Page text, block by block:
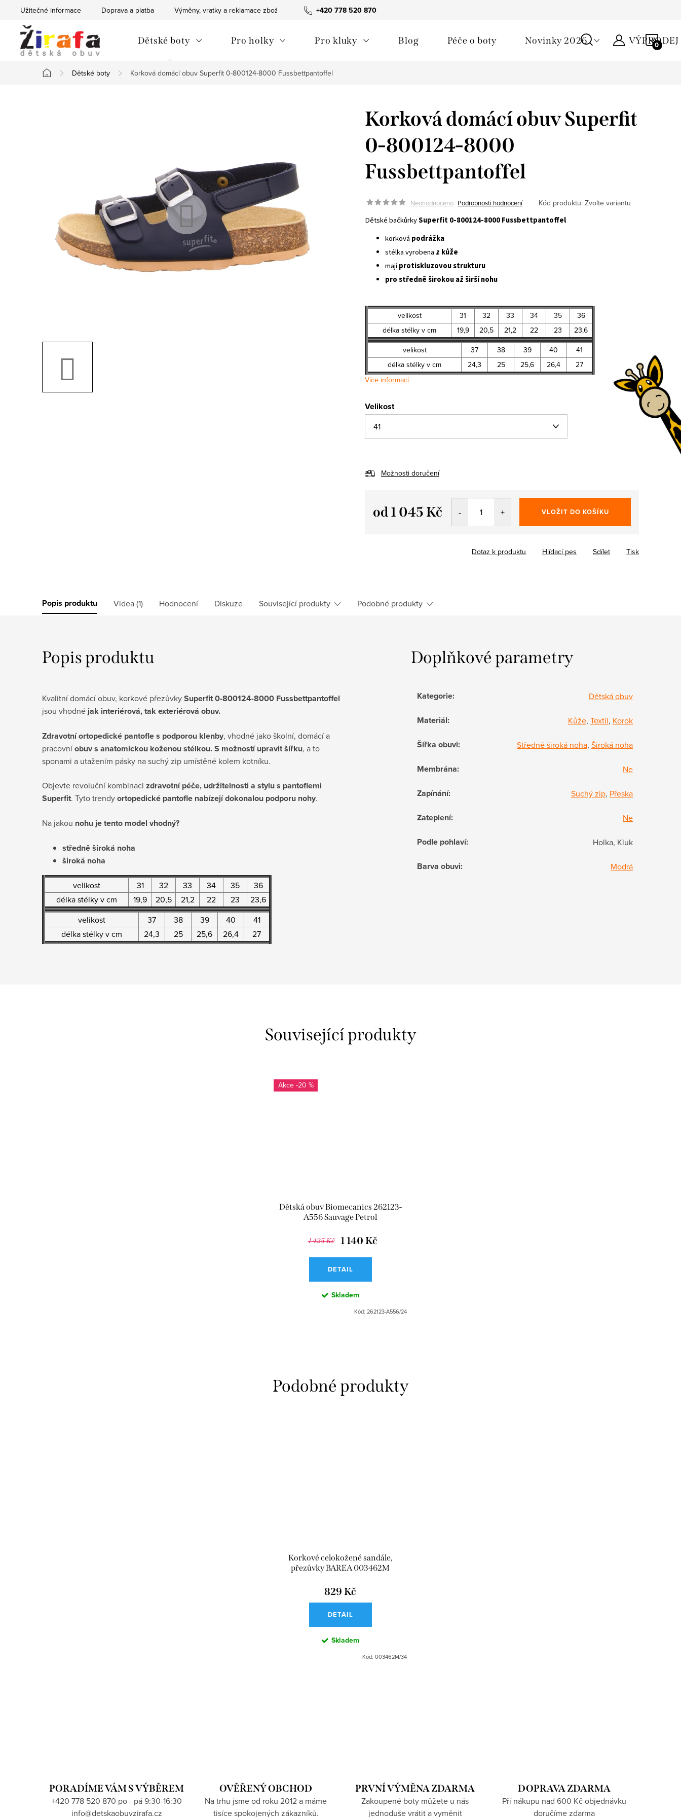
obsah
+420 778 520 870
Užitečné informace Doprava a platba Výměny, vratky a reklamace zboží Obchodní podmínky
Dětské boty Pro holky Pro kluky Blog Péče o boty Novinky 2026 VÝPRODEJ
Domů
Dětské boty Korková domácí obuv Superfit 0-800124-8000 Fussbettpantoffel
Korková domácí obuv Superfit
0-800124-8000
Fussbettpantoffel
Neohodnoceno Podrobnosti hodnocení Kód produktu: Zvolte variantu
Dětské bačkůrky Superfit 0-800124-8000 Fussbettpantoffel
korková podrážka
stélka vyrobena z kůže
majíprotiskluzovou strukturu
pro středně širokou až širší nohu
velikost 31 32 33 34 35
36
délka stélky v cm
19,9 20,5 21,2 22 23
23,6
velikost
37 38 39 40
41
délka stélky v cm
24,3 25 25,6 26,4
27
Více informací
Velikost
Možnosti doručení
od1 045 Kč VLOŽIT DO KOŠÍKU
Tisk
Dotaz k produktu Hlídací pes Sdílet
Popis produktu Videa (1) Hodnocení Diskuze Související produkty Podobné produkty
Popis produktu
Kvalitní domácí obuv, korkové přezůvkySuperfit 0-800124-8000 Fussbettpantoffel
jsou vhodnéjak interiérová, tak exteriérová obuv.
Zdravotní ortopedické pantofle s podporou klenby, vhodné jako školní, domácí a
pracovníobuv s anatomickou koženou stélkou. S možností upravit šířku, a to
sponami a utažením pásky na suchý zip umístěné kolem kotníku.
Objevte revoluční kombinaci zdravotní péče, udržitelnosti a stylu s pantoflemi
Superfit. Tyto trendyortopedické pantofle nabízejí dokonalou podporu nohy.
Na jakou nohu je tento model vhodný?
středně široká noha
široká noha
velikost 31 32 33 34 35
36
délka stélky v cm
19,9 20,5 21,2 22 23
23,6
velikost
37 38 39 40
41
délka stélky v cm
24,3 25 25,6 26,4 27
Doplňkové parametry
Kategorie: Dětská obuv
Materiál: Kůže, Textil, Korok
Šířka obuvi: Středně široká noha, Široká noha
Membrána: Ne
Zapínání: Suchý zip, Přeska
Zateplení: Ne
Podle pohlaví: Holka, Kluk
Barva obuvi: Modrá
Související produkty
-20 %
Dětská obuv Biomecanics 262123-
A556 Sauvage Petrol
1 425 Kč 1 140 Kč
DETAIL
Skladem
Kód: 262123-A556/24
Korkové celokožené sandále,
přezůvky BAREA 003462M
829 Kč
DETAIL
Skladem
Kód: 003462M/34
PORADÍME VÁM S VÝBĚREM
+420 778 520 870 po - pá 9:30-16:30
info@detskaobuvzirafa.cz
OVĚŘENÝ OBCHOD
Na trhu jsme od roku 2012 a máme
tisíce spokojených zákazníků.
PRVNÍ VÝMĚNA ZDARMA
Zakoupené boty můžete u nás
jednoduše vrátit a vyměnit
DOPRAVA ZDARMA
Pří nákupu nad 600 Kč objednávku
doručíme zdarma